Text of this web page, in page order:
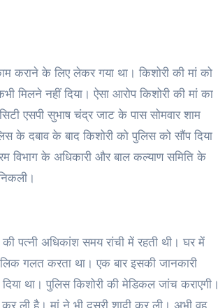
कराने के लिए लेकर गया था। किशोरी की मां को
मिलने नहीं दिया। ऐसा आरोप किशोरी की मां का
एसपी सुभाष चंद्र जाट के पास सोमवार शाम
के दबाव के बाद किशोरी को पुलिस को सौंप दिया
विभाग के अधिकारी और बाल कल्याण समिति के
पत्नी अधिकांश समय रांची में रहती थी। घर में
गलत करता था। एक बार इसकी जानकारी
था। पुलिस किशोरी की मेडिकल जांच कराएगी।